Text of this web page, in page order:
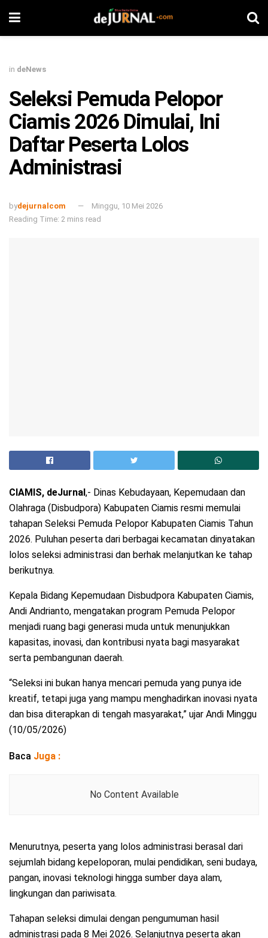
in deNews
Seleksi Pemuda Pelopor
Ciamis 2026 Dimulai, Ini
Daftar Peserta Lolos
Administrasi
bydejurnalcom
Minggu, 10 Mei 2026
Reading Time: 2 mins read
CIAMIS, deJurnal,- Dinas Kebudayaan, Kepemudaan dan
Olahraga (Disbudpora) Kabupaten Ciamis resmi memulai
tahapan Seleksi Pemuda Pelopor Kabupaten Ciamis Tahun
2026. Puluhan peserta dari berbagai kecamatan dinyatakan
lolos seleksi administrasi dan berhak melanjutkan ke tahap
berikutnya.
Kepala Bidang Kepemudaan Disbudpora Kabupaten Ciamis,
Andi Andrianto, mengatakan program Pemuda Pelopor
menjadi ruang bagi generasi muda untuk menunjukkan
kapasitas, inovasi, dan kontribusi nyata bagi masyarakat
serta pembangunan daerah.
“Seleksi ini bukan hanya mencari pemuda yang punya ide
kreatif, tetapi juga yang mampu menghadirkan inovasi nyata
dan bisa diterapkan di tengah masyarakat,” ujar Andi Minggu
(10/05/2026)
Baca Juga :
No Content Available
Menurutnya, peserta yang lolos administrasi berasal dari
sejumlah bidang kepeloporan, mulai pendidikan, seni budaya,
pangan, inovasi teknologi hingga sumber daya alam,
lingkungan dan pariwisata.
Tahapan seleksi dimulai dengan pengumuman hasil
administrasi pada 8 Mei 2026. Selanjutnya peserta akan